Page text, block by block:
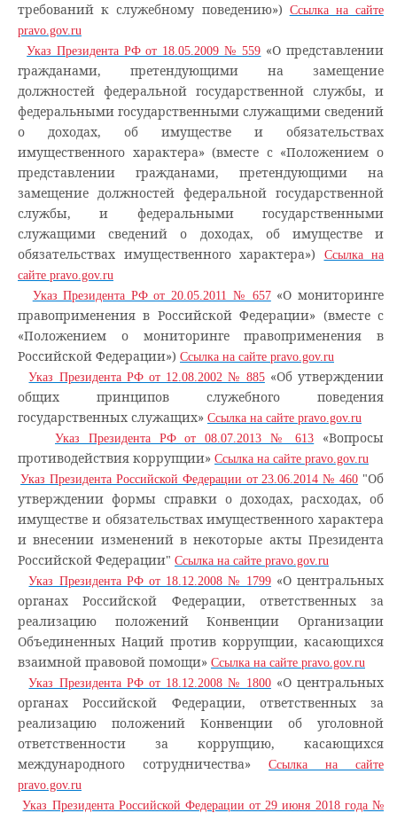
требований к служебному поведению») Ссылка на сайте
pravo.gov.ru
Указ Президента РФ от 18.05.2009 № 559 «О представлении
гражданами, претендующими на замещение
должностей федеральной государственной службы, и
федеральными государственными служащими сведений
о доходах, об имуществе и обязательствах
имущественного характера» (вместе с «Положением о
представлении гражданами, претендующими на
замещение должностей федеральной государственной
службы, и федеральными государственными
служащими сведений о доходах, об имуществе и
обязательствах имущественного характера»)
Ссылка на
сайте pravo.gov.ru
Указ Президента РФ от 20.05.2011 № 657«О мониторинге
правоприменения в Российской Федерации» (вместе с
«Положением о мониторинге правоприменения в
Российской Федерации») Ссылка на сайте pravo.gov.ru
Указ Президента РФ от 12.08.2002 № 885«Об утверждении
общих принципов служебного поведения
государственных служащих» Ссылка на сайте pravo.gov.ru
Указ Президента РФ от 08.07.2013 № 613
«Вопросы
противодействия коррупции» Ссылка на сайте pravo.gov.ru
Указ Президента Российской Федерации от 23.06.2014 № 460 "Об
утверждении формы справки о доходах, расходах, об
имуществе и обязательствах имущественного характера
и внесении изменений в некоторые акты Президента
Российской Федерации" Ссылка на сайте pravo.gov.ru
Указ Президента РФ от 18.12.2008 № 1799«О центральных
органах Российской Федерации, ответственных за
реализацию положений Конвенции Организации
Объединенных Наций против коррупции, касающихся
взаимной правовой помощи» Ссылка на сайте pravo.gov.ru
Указ Президента РФ от 18.12.2008 № 1800«О центральных
органах Российской Федерации, ответственных за
реализацию положений Конвенции об уголовной
ответственности за коррупцию, касающихся
международного сотрудничества»
Ссылка на сайте
pravo.gov.ru
Указ Президента Российской Федерации от 29 июня 2018 года №